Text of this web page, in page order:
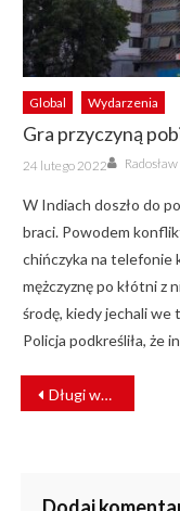
Global Wydarzenia
Gra przyczyną
Posted
on
24 lutego 2022 Author
W Indiach doszło do
braci. Powodem
chińczyka na telefonie
mężczyznę po kłótni z
środę, kiedy jechali we
Policja podkreśliła, że
NAWIGACJA
WPISU
Długi weekend przyniósł PKP Intercity kolejny rekord